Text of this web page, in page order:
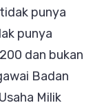
punya
punya
dan bukan
Badan
Milik